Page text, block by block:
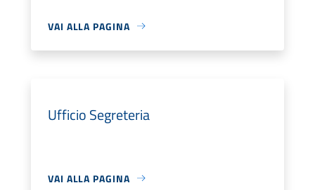
VAI ALLA PAGINA
Ufficio Segreteria
VAI ALLA PAGINA